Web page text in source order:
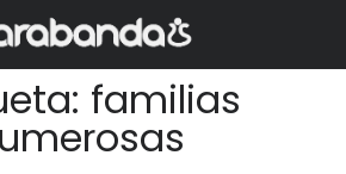
familias